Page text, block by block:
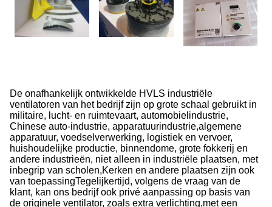
De onafhankelijk ontwikkelde HVLS industriële
ventilatoren van het bedrijf zijn op grote schaal gebruikt in
militaire, lucht- en ruimtevaart, automobielindustrie,
Chinese auto-industrie, apparatuurindustrie,algemene
apparatuur, voedselverwerking, logistiek en vervoer,
huishoudelijke productie, binnendome, grote fokkerij en
andere industrieën, niet alleen in industriële plaatsen, met
inbegrip van scholen,Kerken en andere plaatsen zijn ook
van toepassingTegelijkertijd, volgens de vraag van de
klant, kan ons bedrijf ook privé aanpassing op basis van
de originele ventilator, zoals extra verlichting,met een